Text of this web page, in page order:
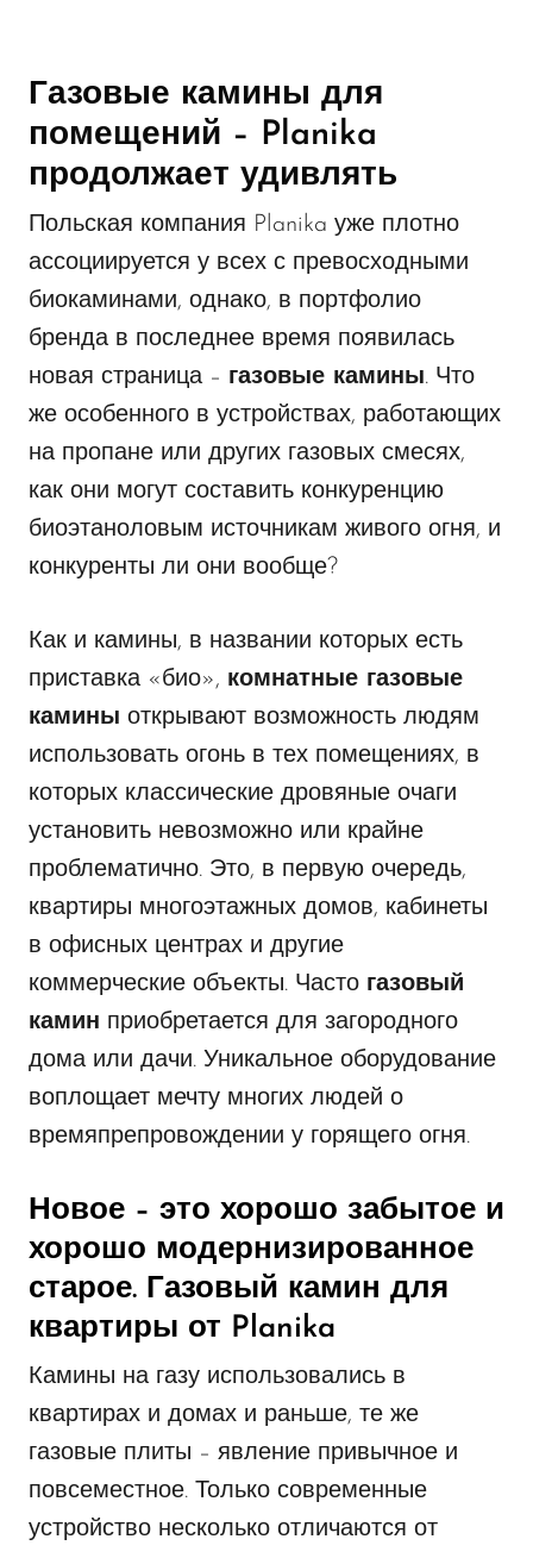
Газовые камины для
помещений – Planika
продолжает удивлять
Польская компания Planika уже плотно
ассоциируется у всех с превосходными
биокаминами, однако, в портфолио
бренда в последнее время появилась
новая страница – газовые камины. Что
же особенного в устройствах, работающих
на пропане или других газовых смесях,
как они могут составить конкуренцию
биоэтаноловым источникам живого огня, и
конкуренты ли они вообще?
Как и камины, в названии которых есть
приставка «био», комнатные газовые
камины открывают возможность людям
использовать огонь в тех помещениях, в
которых классические дровяные очаги
установить невозможно или крайне
проблематично. Это, в первую очередь,
квартиры многоэтажных домов, кабинеты
в офисных центрах и другие
коммерческие объекты. Часто газовый
камин приобретается для загородного
дома или дачи. Уникальное оборудование
воплощает мечту многих людей о
времяпрепровождении у горящего огня.
Новое – это хорошо забытое и
хорошо модернизированное
старое. Газовый камин для
квартиры от Planika
Камины на газу использовались в
квартирах и домах и раньше, те же
газовые плиты – явление привычное и
повсеместное. Только современные
устройство несколько отличаются от